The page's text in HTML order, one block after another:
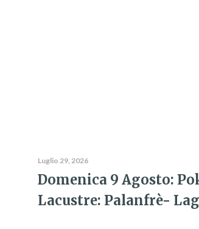
Luglio 29, 2026
Domenica 9 Agosto:
Lacustre: Palanfrè-